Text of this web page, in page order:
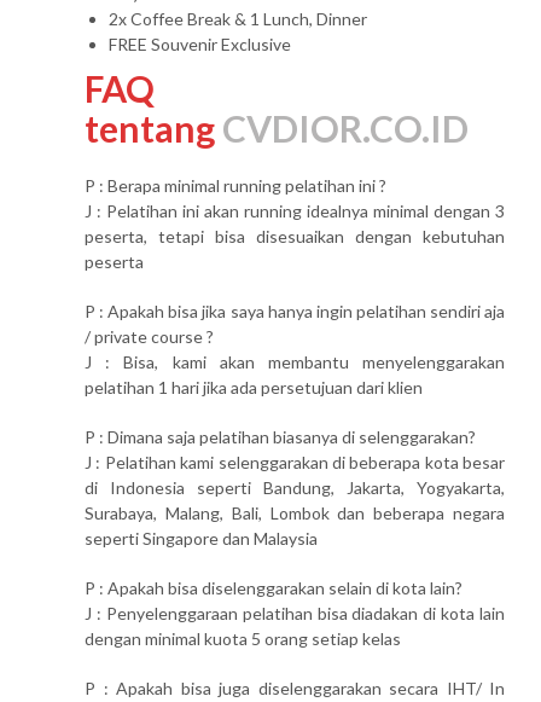
2x Coffee Break & 1 Lunch, Dinner
FREE Souvenir Exclusive
FAQ
tentangCVDIOR.CO.ID
P : Berapa minimal running pelatihan ini ?
J : Pelatihan ini akan running idealnya minimal dengan 3
peserta, tetapi bisa disesuaikan dengan kebutuhan
peserta
P : Apakah bisa jika saya hanya ingin pelatihan sendiri aja
/ private course ?
J : Bisa, kami akan membantu menyelenggarakan
pelatihan 1 hari jika ada persetujuan dari klien
P : Dimana saja pelatihan biasanya di selenggarakan?
J : Pelatihan kami selenggarakan di beberapa kota besar
di Indonesia seperti Bandung, Jakarta, Yogyakarta,
Surabaya, Malang, Bali, Lombok dan beberapa negara
seperti Singapore dan Malaysia
P : Apakah bisa diselenggarakan selain di kota lain?
J : Penyelenggaraan pelatihan bisa diadakan di kota lain
dengan minimal kuota 5 orang setiap kelas
P : Apakah bisa juga diselenggarakan secara IHT/ In